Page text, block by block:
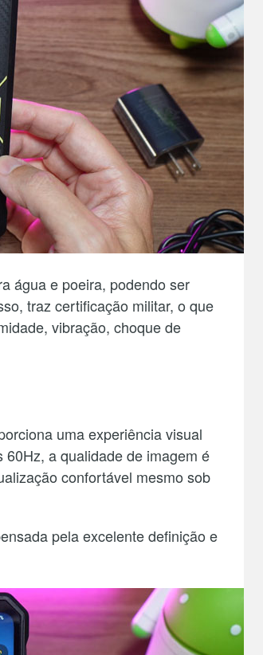
água e poeira, podendo ser
traz certificação militar, o que
vibração, choque de
uma experiência visual
a qualidade de imagem é
confortável mesmo sob
pela excelente definição e